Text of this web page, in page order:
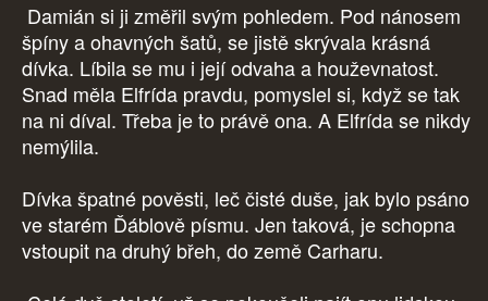
Damián si ji změřil svým pohledem. Pod nánosem
špíny a ohavných šatů, se jistě skrývala krásná
dívka. Líbila se mu i její odvaha a houževnatost.
Snad měla Elfrída pravdu, pomyslel si, když se tak
na ni díval. Třeba je to právě ona. A Elfrída se nikdy
nemýlila.
Dívka špatné pověsti, leč čisté duše, jak bylo psáno
ve starém Ďáblově písmu. Jen taková, je schopna
vstoupit na druhý břeh, do země Carharu.